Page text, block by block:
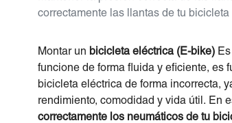
correctamente las llantas de tu
Montar un bicicleta eléctrica (E-bike)
funcione de forma fluida y eficiente, es
bicicleta eléctrica de forma incorrecta,
rendimiento, comodidad y vida útil. En
correctamente los neumáticos de tu